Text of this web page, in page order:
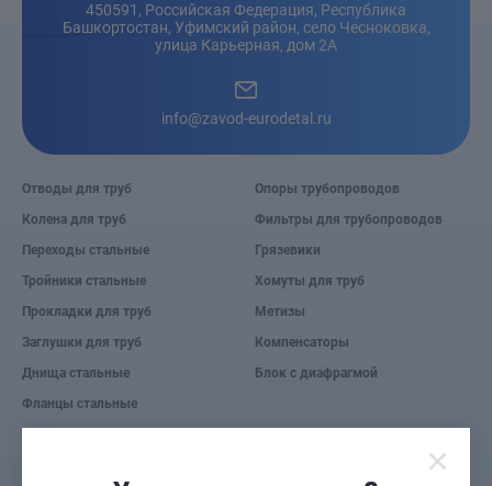
450591, Российская Федерация, Республика
Башкортостан, Уфимский район, село Чесноковка,
улица Карьерная, дом 2А
info@zavod-eurodetal.ru
Отводы для труб
Колена для труб
Переходы стальные
Тройники стальные
Прокладки для труб
Заглушки для труб
Днища стальные
Фланцы стальные
Опоры трубопроводов
Фильтры для трубопроводов
Грязевики
Хомуты для труб
Метизы
Компенсаторы
Блок с диафрагмой